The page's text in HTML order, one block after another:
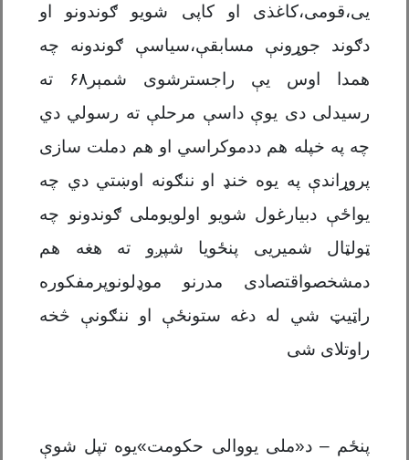
یی،قومی،کاغذی او کاپی شویو ګوندونو او
دګوند جوړونې مسابقې،سیاسې ګوندونه چه
همدا اوس یې راجسترشوی شمېر۶۸ ته
رسیدلی دی یوې داسې مرحلې ته رسولي دي
چه په خپله هم ددموکراسي او هم دملت سازی
پروړاندې په یوه خنډ او ننګونه اوښتي دي چه
یواځې دبیارغول شویو اولویوملی ګوندونو چه
ټولټال شمیریی پنځویا شپږو ته هغه هم
دمشخصواقتصادی مدرنو موډلونوپرمفکوره
راټیټ شي له دغه ستونځې او ننګونې څخه
راوتلای شی
پنځم – د«ملی یووالی حکومت»یوه تپل شوې